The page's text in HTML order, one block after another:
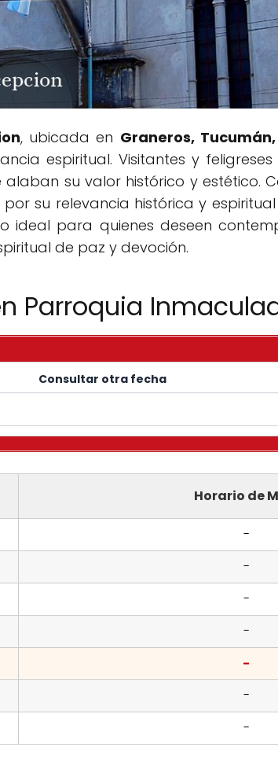
, ubicada en Graneros,
espiritual. Visitantes y
su valor histórico y estético.
su relevancia histórica y
ideal para quienes deseen
de paz y devoción.
Parroquia
Consultar otra fecha
Horario de
-
-
-
-
-
-
-